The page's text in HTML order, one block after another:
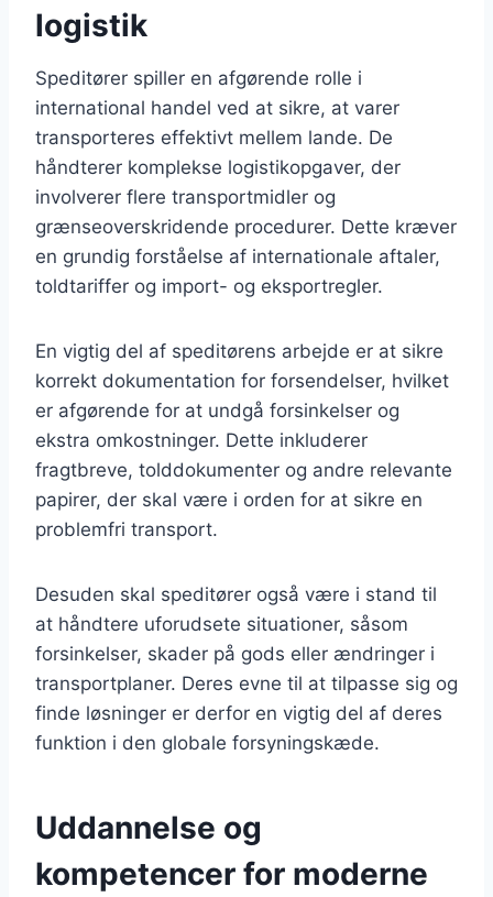
logistik
Speditører spiller en afgørende rolle i
international handel ved at sikre, at varer
transporteres effektivt mellem lande. De
håndterer komplekse logistikopgaver, der
involverer flere transportmidler og
grænseoverskridende procedurer. Dette kræver
en grundig forståelse af internationale aftaler,
toldtariffer og import- og eksportregler.
En vigtig del af speditørens arbejde er at sikre
korrekt dokumentation for forsendelser, hvilket
er afgørende for at undgå forsinkelser og
ekstra omkostninger. Dette inkluderer
fragtbreve, tolddokumenter og andre relevante
papirer, der skal være i orden for at sikre en
problemfri transport.
Desuden skal speditører også være i stand til
at håndtere uforudsete situationer, såsom
forsinkelser, skader på gods eller ændringer i
transportplaner. Deres evne til at tilpasse sig og
finde løsninger er derfor en vigtig del af deres
funktion i den globale forsyningskæde.
Uddannelse og
kompetencer for moderne